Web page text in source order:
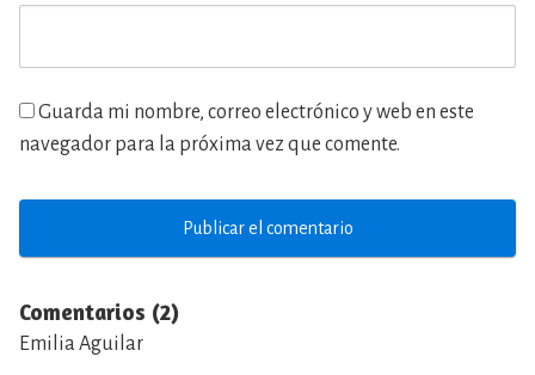
Guarda mi nombre, correo electrónico y web en este
navegador para la próxima vez que comente.
Comentarios (2)
Emilia Aguilar